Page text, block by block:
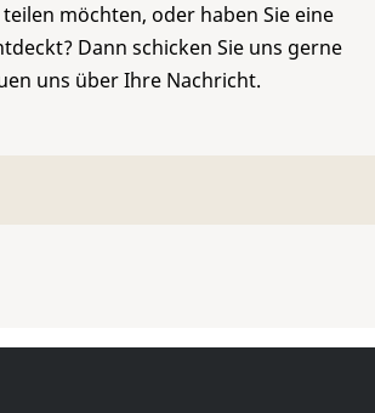
möchten, oder haben Sie eine
Dann schicken Sie uns gerne
uns über Ihre Nachricht.